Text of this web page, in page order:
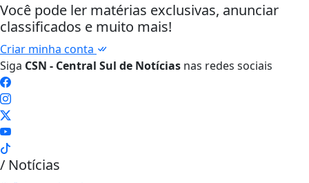
Você pode ler matérias exclusivas, anunciar
classificados e muito mais!
Criar minha conta
Siga CSN - Central Sul de Notícias nas redes sociais
/ Notícias